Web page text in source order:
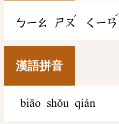
ㄅㄧㄠ ㄕㄡ
ˇ
ㄑㄧㄢ
ˊ
漢語拼音
biāo shǒu qián